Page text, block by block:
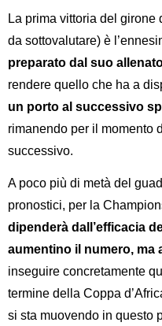
La prima vittoria del
da sottovalutare) è
preparato dal suo
rendere quello che ha a
un porto al successivo
rimanendo per il momento
successivo.
A poco più di metà del
pronostici, per la
dipenderà dall’efficacia
aumentino il numero, ma
inseguire concretamente
termine della Coppa
si sta muovendo in questo